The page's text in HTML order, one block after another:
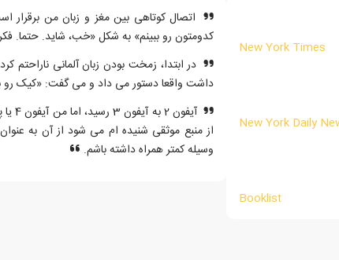
New York Times
New York Daily
Booklist
اتصال کوتاهی بین مغز و زبان من
کدومتون رو ببینم» به شکل «خب، شاید. حتما.
در ابتدا، زمخت بودن زبان آلمانی
داشت واقعا دستور می داد و می گفت: «کیک رو
از منبع موثقی شنیده ام می شود از آن به
وسیله کمتر همراه داشته باشم.